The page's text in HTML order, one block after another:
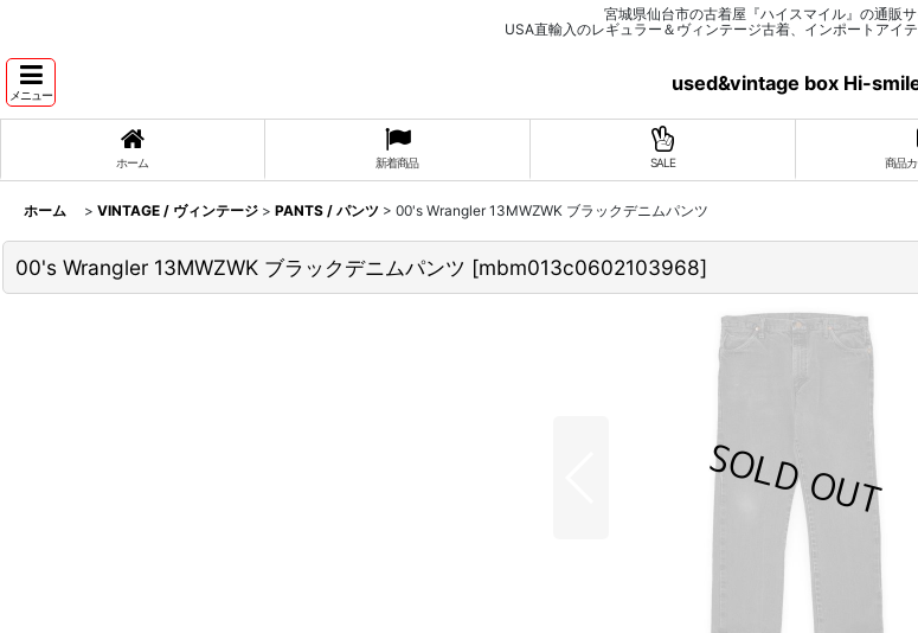
宮城県仙台市の古着屋『ハイスマイル』の通販サ
USA直輸入のレギュラー＆ヴィンテージ古着、インポートアイ
メニュー
used&vintage box Hi-
ホーム 新着商品 SALE 商品
ホーム > VINTAGE / ヴィンテージ > PANTS / パンツ > 00's Wrangler 13MWZWK ブラックデニムパンツ
00's Wrangler 13MWZWK ブラックデニムパンツ [mbm013c0602103968]